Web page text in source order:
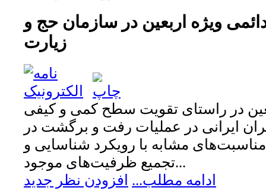
ویژه اربعین در سازمان حج و
زیارت
در راستای تقویت سطح کمی و کیفی
ایرانی در عملیات رفت و برگشت در
مناسبت‌های مشابه با رویکرد شناسایی و
تجمیع ظرفیت‌های موجود...
ادامه مطلب... افزودن نظر جدید